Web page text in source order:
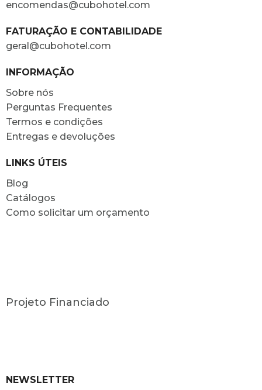
encomendas@cubohotel.com
FATURAÇÃO E CONTABILIDADE
geral@cubohotel.com
INFORMAÇÃO
Sobre nós
Perguntas Frequentes
Termos e condições
Entregas e devoluções
LINKS ÚTEIS
Blog
Catálogos
Como solicitar um orçamento
Projeto Financiado
NEWSLETTER